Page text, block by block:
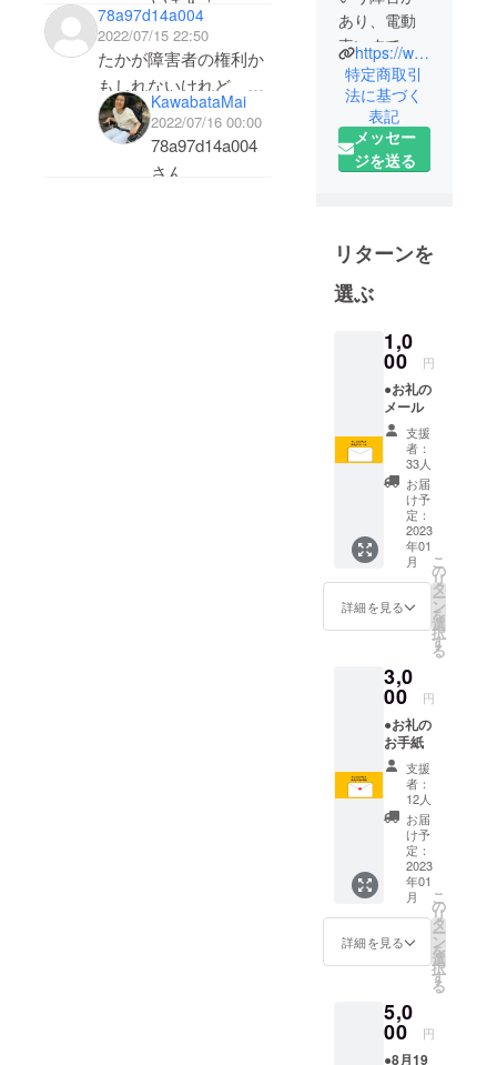
78a97d14a004
2022/07/15 22:50
たかが障害者の権利か
もしれないけれど、権
利ってパッチワークの
ようなもので、地道に
小さな権利を縫い合わ
KawabataMai
2022/07/16 00:00
78a97d14a004
さん
あり、電動
車いすで生
活していま
す。介助者
のサポート
を受けなが
ら、アパー
中。つくば
自立生活セ
ンターほ
障害児者の
支援や、障
害者の権利
に関する活
動をしてい
ます。ま
た、2020年
から「NPO
法人NEWSつ
くば」のラ
イターとし
て、障害者
の現状など
事を執筆し
ています。
https://www.facebook.com/mai.kawabata.1671
特定商取引
法に基づく
表記
メッセー
ジを送る
リターンを
選ぶ
1,0
00 円
●お礼の
メール
支援
者：
33人
お届
け予
定：
2023
年01
月
詳細を見る
こ
の
リ
タ
ー
ン
を
選
択
す
る
3,0
00 円
●お礼の
お手紙
支援
者：
12人
お届
け予
定：
2023
年01
月
詳細を見る
こ
の
リ
タ
ー
ン
を
選
択
す
る
5,0
00 円
●8月19